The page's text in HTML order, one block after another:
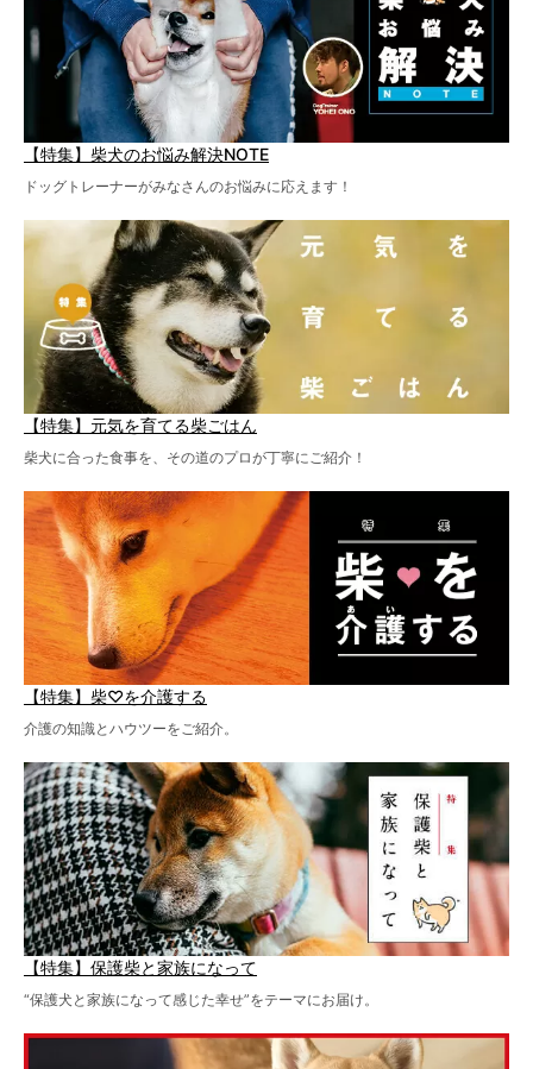
【特集】柴犬のお悩み解決NOTE
ドッグトレーナーがみなさんのお悩みに応えます！
【特集】元気を育てる柴ごはん
柴犬に合った食事を、その道のプロが丁寧にご紹介！
【特集】柴♡を介護する
介護の知識とハウツーをご紹介。
【特集】保護柴と家族になって
“保護犬と家族になって感じた幸せ”をテーマにお届け。